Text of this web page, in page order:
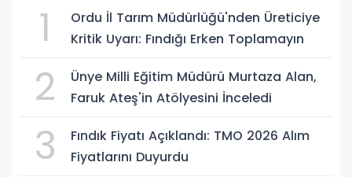
1
Ordu İl Tarım Müdürlüğü'nden Üreticiye
Kritik Uyarı: Fındığı Erken Toplamayın
2
Ünye Milli Eğitim Müdürü Murtaza Alan,
Faruk Ateş'in Atölyesini İnceledi
3
Fındık Fiyatı Açıklandı: TMO 2026 Alım
Fiyatlarını Duyurdu